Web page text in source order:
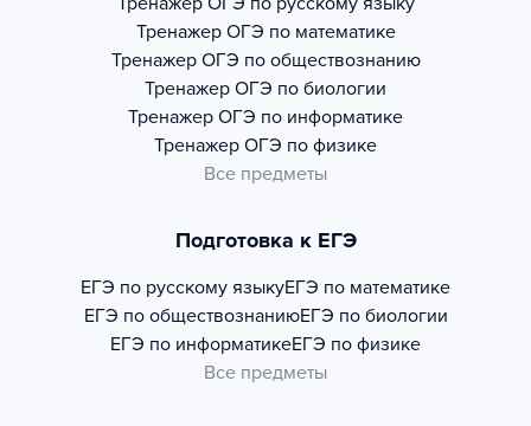
Тренажер ОГЭ по математике
Тренажер ОГЭ по обществознанию
Тренажер ОГЭ по биологии
Тренажер ОГЭ по информатике
Тренажер ОГЭ по физике
Все предметы
Подготовка к ЕГЭ
ЕГЭ по русскому языкуЕГЭ по математике
ЕГЭ по обществознаниюЕГЭ по биологии
ЕГЭ по информатикеЕГЭ по физике
Все предметы